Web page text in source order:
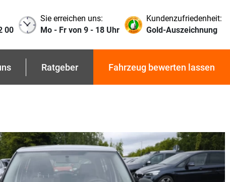
00
Sie erreichen uns:
Mo - Fr von 9 - 18 Uhr
Kundenzufriedenheit:
Gold-Auszeichnung
Ratgeber Fahrzeug bewerten lassen